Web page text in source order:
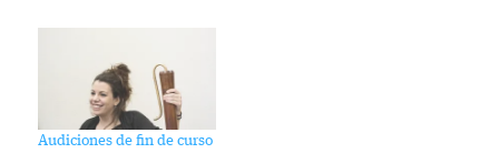
Audiciones de fin de curso